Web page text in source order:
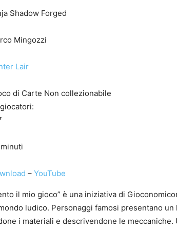
Shadow Forged
Mingozzi
Lair
di Carte Non collezionabile
– YouTube
il mio gioco” è una iniziativa di
ludico. Personaggi famosi presentano
i materiali e descrivendone le meccaniche.